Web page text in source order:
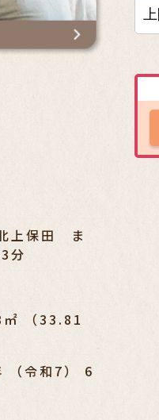
上保田 ま
分
（33.81
（令和7） 6